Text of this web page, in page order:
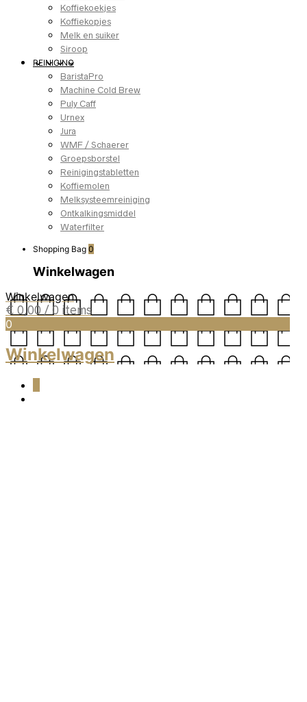
Koffiekoekjes
Koffiekopjes
Melk en suiker
Siroop
REINIGING
BaristaPro
Machine Cold Brew
Puly Caff
Urnex
Jura
WMF / Schaerer
Groepsborstel
Reinigingstabletten
Koffiemolen
Melksysteemreiniging
Ontkalkingsmiddel
Waterfilter
Shopping Bag 0
Winkelwagen
Winkelwagen
€ 0,00 / 0 items
0
Winkelwagen